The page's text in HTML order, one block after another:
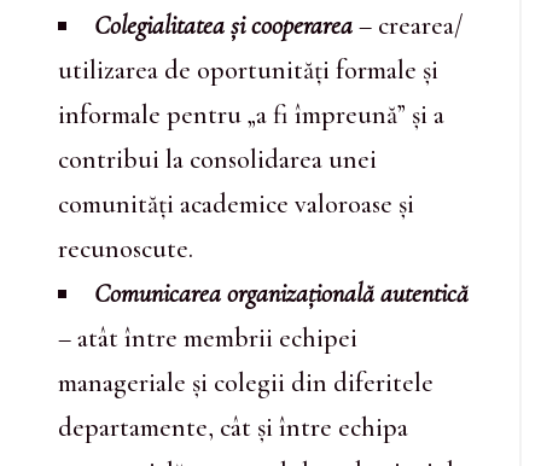
Colegialitatea și cooperarea– crearea/
utilizarea de oportunități formale și
informale pentru „a fi împreună” și a
contribui la consolidarea unei
comunități academice valoroase și
recunoscute.
Comunicarea organizațională autentică
– atât între membrii echipei
manageriale și colegii din diferitele
departamente, cât și între echipa